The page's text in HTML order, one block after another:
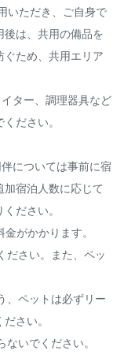
いただき、ご自身で
は、共用の備品を
ぐため、共用エリア
ター、調理器具など
ださい。
については事前に宿
宿泊人数に応じて
ださい。
がかかります。
ださい。また、ペッ
、ペットは必ずリー
さい。
いでください。